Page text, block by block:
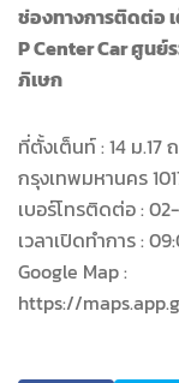
ช่องทางการติดต่อ
P Center Car ศูน
ภิเษก
ที่ตั้งเต็นท์ : 14 ม
กรุงเทพมหานคร
เบอร์โทรติดต่อ :
เวลาเปิดทำการ :
Google Map :
https://